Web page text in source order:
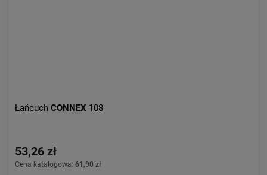
Łańcuch CONNEX 108
53,26 zł
Cena katalogowa: 61,90 zł